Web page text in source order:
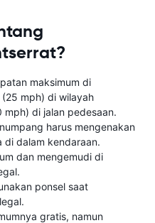
maksimum di
mph) di wilayah
di jalan pedesaan.
harus mengenakan
di dalam kendaraan.
dan mengemudi di
ponsel saat
gratis, namun